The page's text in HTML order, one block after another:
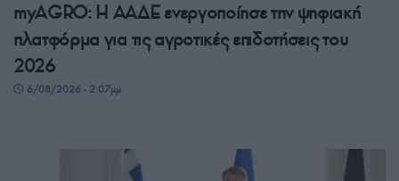
myAGRO: Η ΑΑΔΕ ενεργοποίησε την ψηφιακή
πλατφόρμα για τις αγροτικές επιδοτήσεις του
2026
6/08/2026 - 2:07μμ